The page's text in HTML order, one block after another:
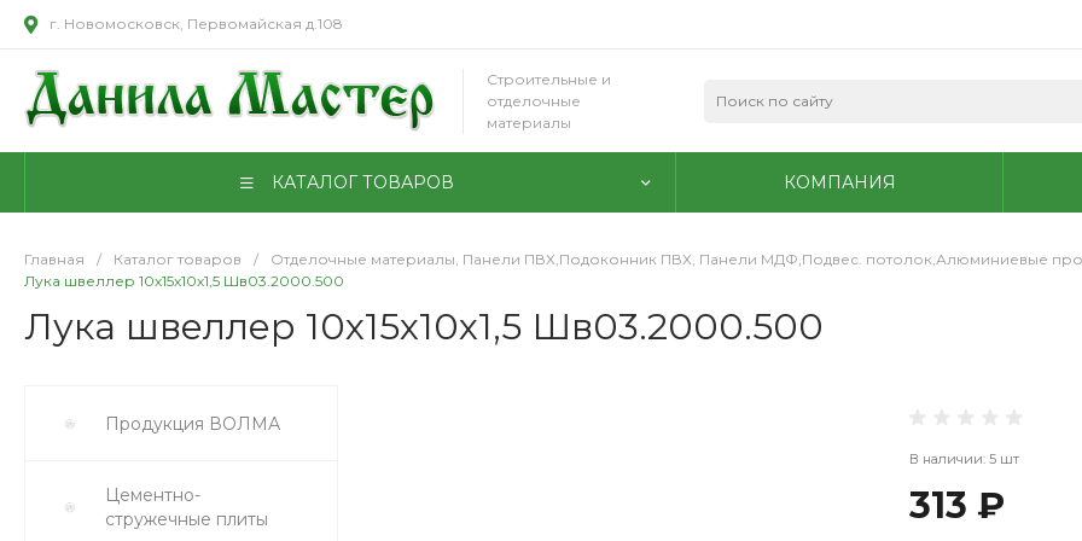
г. Новомосковск, Первомайская д.108
Строительные и
отделочные
материалы
КАТАЛОГ ТОВАРОВ КОМПАНИЯ
Главная / Каталог товаров / Отделочные материалы, Панели ПВХ,Подоконник ПВХ, Панели МДФ,Подвес. потолок,Алюминиевые
Лука швеллер 10х15х10х1,5 Шв03.2000.500
Лука швеллер 10х15х10х1,5 Шв03.2000.500
Продукция ВОЛМА
Цементно-
стружечные плиты
В наличии: 5 шт
313 ₽